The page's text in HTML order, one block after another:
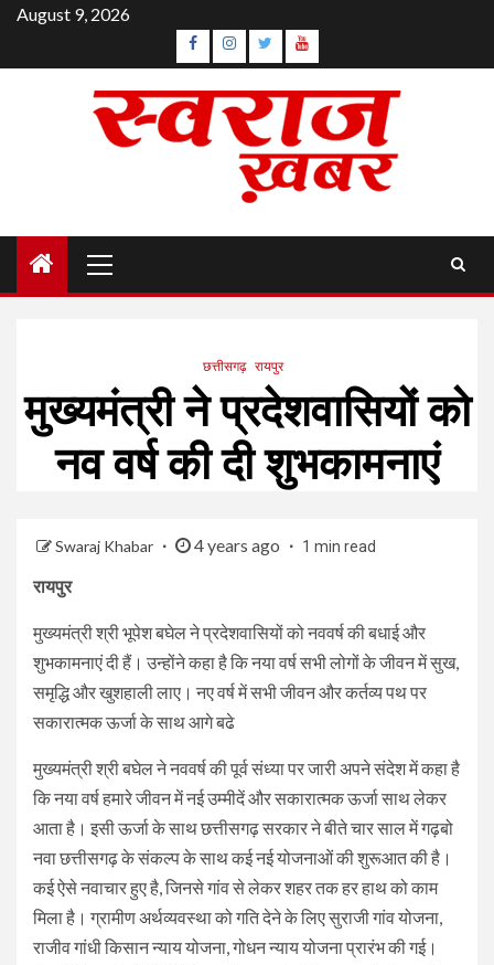
Skip
content
August 9, 2026
Facebook
Instagram
TwitterYouTube
Menu
छत्तीसगढ़ रायपुर
मुख्यमंत्री ने प्रदेशवासियों को
नव वर्ष की दी शुभकामनाएं
Swaraj Khabar 4 years ago 1 min read
रायपुर
मुख्यमंत्री श्री भूपेश बघेल ने प्रदेशवासियों को नववर्ष की बधाई और
शुभकामनाएं दी हैं। उन्होंने कहा है कि नया वर्ष सभी लोगों के जीवन में सुख,
समृद्धि और खुशहाली लाए। नए वर्ष में सभी जीवन और कर्तव्य पथ पर
सकारात्मक ऊर्जा के साथ आगे बढे
मुख्यमंत्री श्री बघेल ने नववर्ष की पूर्व संध्या पर जारी अपने संदेश में कहा है
कि नया वर्ष हमारे जीवन में नई उम्मीदें और सकारात्मक ऊर्जा साथ लेकर
आता है। इसी ऊर्जा के साथ छत्तीसगढ़ सरकार ने बीते चार साल में गढ़बो
नवा छत्तीसगढ़ के संकल्प के साथ कई नई योजनाओं की शुरूआत की है।
कई ऐसे नवाचार हुए है, जिनसे गांव से लेकर शहर तक हर हाथ को काम
मिला है। ग्रामीण अर्थव्यवस्था को गति देने के लिए सुराजी गांव योजना,
राजीव गांधी किसान न्याय योजना, गोधन न्याय योजना प्रारंभ की गई।